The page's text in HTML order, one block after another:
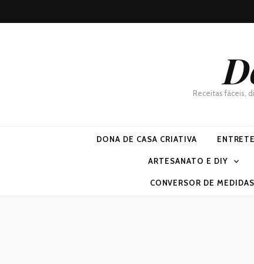
Receitas fáceis,
DONA DE CASA CRIATIVA
ARTESANATO E DIY
CONVERSOR DE